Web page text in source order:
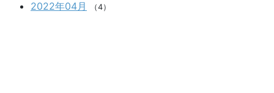
2022年04月 （4）